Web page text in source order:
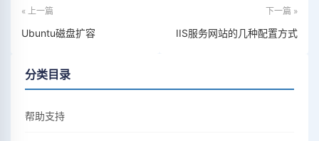
« 上一篇
Ubuntu磁盘扩容
下一篇 »
IIS服务网站的几种配置方式
分类目录
帮助支持